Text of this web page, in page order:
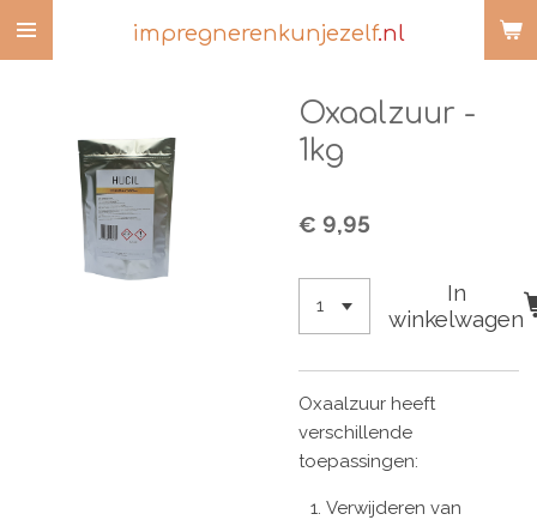
Ga
hoofdinhoud
impregnerenkunjezelf.nl
Oxaalzuur -
1kg
€ 9,95
In
winkelwagen
Oxaalzuur heeft
verschillende
toepassingen:
Verwijderen van